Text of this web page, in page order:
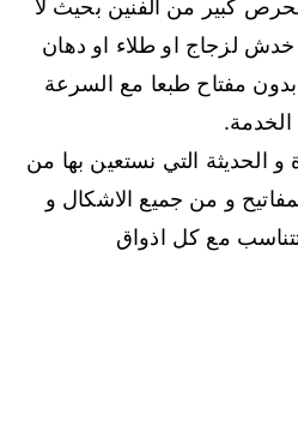
كبير من الفنين بحيث لا
لزجاج او طلاء او دهان
بدون مفتاح طبعا مع السرعة
الخدمة.
و الحديثة التي نستعين بها من
و من جميع الاشكال و
تتناسب مع كل اذواق